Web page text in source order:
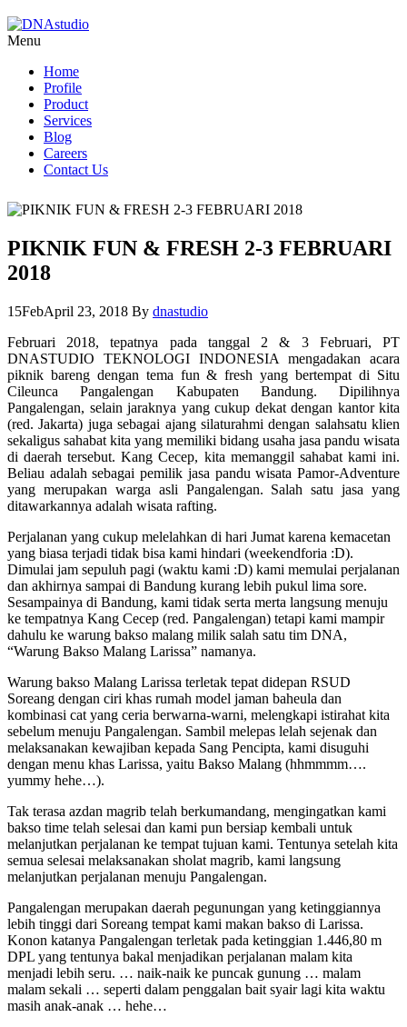
Menu
Home
Profile
Product
Services
Blog
Careers
Contact Us
PIKNIK FUN & FRESH 2-3 FEBRUARI
2018
15FebApril 23, 2018 By dnastudio
Februari 2018, tepatnya pada tanggal 2 & 3 Februari, PT
DNASTUDIO TEKNOLOGI INDONESIA mengadakan acara
piknik bareng dengan tema fun & fresh yang bertempat di Situ
Cileunca Pangalengan Kabupaten Bandung. Dipilihnya
Pangalengan, selain jaraknya yang cukup dekat dengan kantor kita
(red. Jakarta) juga sebagai ajang silaturahmi dengan salahsatu klien
sekaligus sahabat kita yang memiliki bidang usaha jasa pandu wisata
di daerah tersebut. Kang Cecep, kita memanggil sahabat kami ini.
Beliau adalah sebagai pemilik jasa pandu wisata Pamor-Adventure
yang merupakan warga asli Pangalengan. Salah satu jasa yang
ditawarkannya adalah wisata rafting.
Perjalanan yang cukup melelahkan di hari Jumat karena kemacetan
yang biasa terjadi tidak bisa kami hindari (weekendforia :D).
Dimulai jam sepuluh pagi (waktu kami :D) kami memulai perjalanan
dan akhirnya sampai di Bandung kurang lebih pukul lima sore.
Sesampainya di Bandung, kami tidak serta merta langsung menuju
ke tempatnya Kang Cecep (red. Pangalengan) tetapi kami mampir
dahulu ke warung bakso malang milik salah satu tim DNA,
“Warung Bakso Malang Larissa” namanya.
Warung bakso Malang Larissa terletak tepat didepan RSUD
Soreang dengan ciri khas rumah model jaman baheula dan
kombinasi cat yang ceria berwarna-warni, melengkapi istirahat kita
sebelum menuju Pangalengan. Sambil melepas lelah sejenak dan
melaksanakan kewajiban kepada Sang Pencipta, kami disuguhi
dengan menu khas Larissa, yaitu Bakso Malang (hhmmmm….
yummy hehe…).
Tak terasa azdan magrib telah berkumandang, mengingatkan kami
bakso time telah selesai dan kami pun bersiap kembali untuk
melanjutkan perjalanan ke tempat tujuan kami. Tentunya setelah kita
semua selesai melaksanakan sholat magrib, kami langsung
melanjutkan perjalanan menuju Pangalengan.
Pangalengan merupakan daerah pegunungan yang ketinggiannya
lebih tinggi dari Soreang tempat kami makan bakso di Larissa.
Konon katanya Pangalengan terletak pada ketinggian 1.446,80 m
DPL yang tentunya bakal menjadikan perjalanan malam kita
menjadi lebih seru. … naik-naik ke puncak gunung … malam
malam sekali … seperti dalam penggalan bait syair lagi kita waktu
masih anak-anak … hehe…